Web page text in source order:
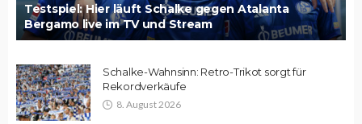
Testspiel: Hier läuft Schalke gegen Atalanta
Bergamo live im TV und Stream
Schalke-Wahnsinn: Retro-Trikot sorgt für
Rekordverkäufe
8. August 2026